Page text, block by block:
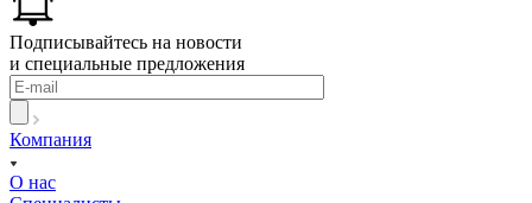
Подписывайтесь на новости
и специальные предложения
Компания
О нас